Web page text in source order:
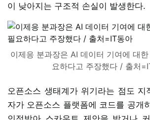
이 낮아지는 구조적 손실이 발생한다.
이제응 분과장은 AI 데이터 기여에 대
요하다고 주장했다 / 출처
오픈소스 생태계가 위기라는 점도 지
자가 오픈소스 플랫폼에 코드를 공개